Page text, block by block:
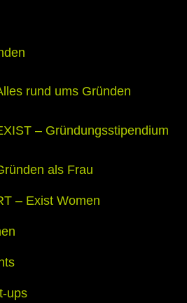
rund ums Gründen
– Gründungsstipendium
als Frau
– Exist Women
ups